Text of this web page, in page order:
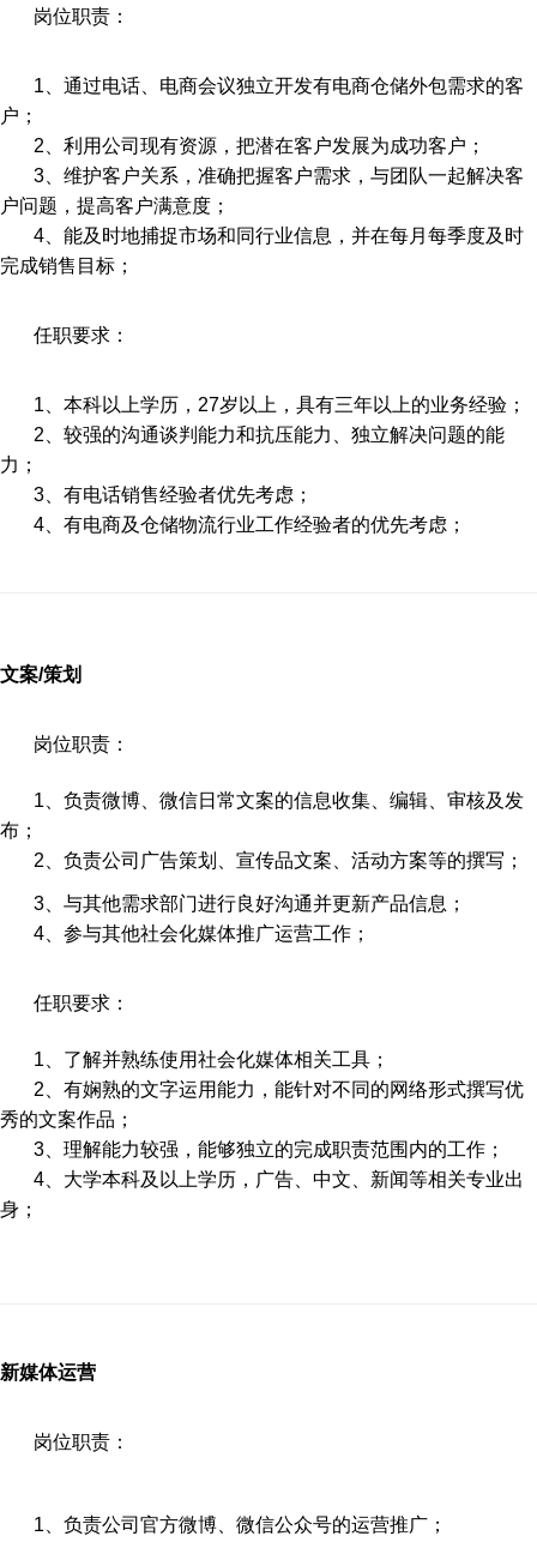
岗位职责：
1、通过电话、电商会议独立开发有电商仓储外包需求的客
户；
2、利用公司现有资源，把潜在客户发展为成功客户；
3、维护客户关系，准确把握客户需求，与团队一起解决客
户问题，提高客户满意度；
4、能及时地捕捉市场和同行业信息，并在每月每季度及时
完成销售目标；
任职要求：
1、本科以上学历，27岁以上，具有三年以上的业务经验；
2、较强的沟通谈判能力和抗压能力、独立解决问题的能
力；
3、有电话销售经验者优先考虑；
4、有电商及仓储物流行业工作经验者的优先考虑；
文案/策划
岗位职责：
1、负责微博、微信日常文案的信息收集、编辑、审核及发
布；
2、负责公司广告策划、宣传品文案、活动方案等的撰写；
3、与其他需求部门进行良好沟通并更新产品信息；
4、参与其他社会化媒体推广运营工作；
任职要求：
1、了解并熟练使用社会化媒体相关工具；
2、有娴熟的文字运用能力，能针对不同的网络形式撰写优
秀的文案作品；
3、理解能力较强，能够独立的完成职责范围内的工作；
4、大学本科及以上学历，广告、中文、新闻等相关专业出
身；
新媒体运营
岗位职责：
1、负责公司官方微博、微信公众号的运营推广；